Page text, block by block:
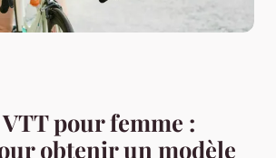
pour femme :
obtenir un modèle